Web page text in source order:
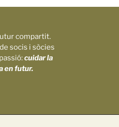
compartit.
socis i sòcies
cuidar la
en futur.